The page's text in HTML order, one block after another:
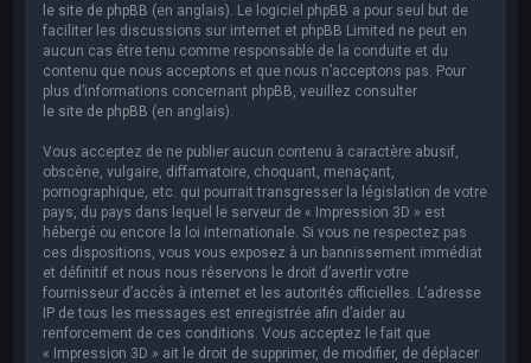
le site de phpBB (en anglais). Le logiciel phpBB a pour seul but de
faciliter les discussions sur internet et phpBB Limited ne peut en
aucun cas être tenu comme responsable de la conduite et du
contenu que nous acceptons et que nous n’acceptons pas. Pour
plus d’informations concernant phpBB, veuillez consulter
le site de phpBB (en anglais).
Vous acceptez de ne publier aucun contenu à caractère abusif,
obscène, vulgaire, diffamatoire, choquant, menaçant,
pornographique, etc. qui pourrait transgresser la législation de votre
pays, du pays dans lequel le serveur de « Impression 3D » est
hébergé ou encore la loi internationale. Si vous ne respectez pas
ces dispositions, vous vous exposez à un bannissement immédiat
et définitif et nous nous réservons le droit d’avertir votre
fournisseur d’accès à internet et les autorités officielles. L’adresse
IP de tous les messages est enregistrée afin d’aider au
renforcement de ces conditions. Vous acceptez le fait que
« Impression 3D » ait le droit de supprimer, de modifier, de déplacer